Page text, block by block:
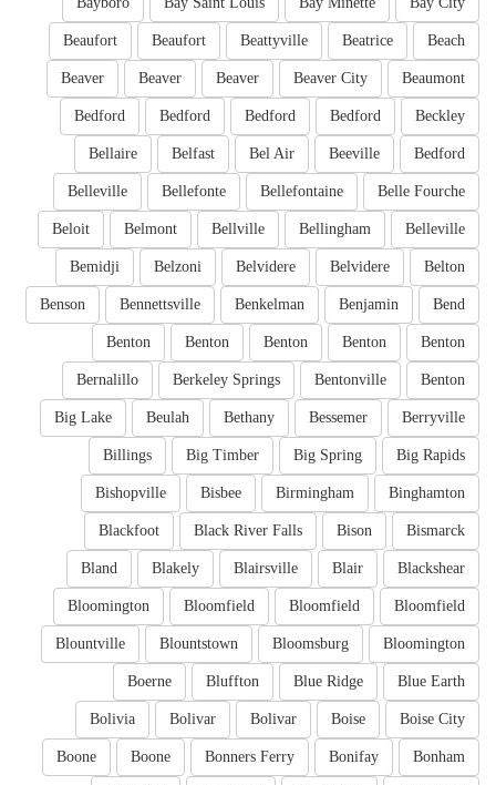
Beach
Beatrice
Beattyville
Beaufort
Beaufort
Beaumont
Beaver City
Beaver
Beaver
Beaver
Beckley
Bedford
Bedford
Bedford
Bedford
Bedford
Beeville
Bel Air
Belfast
Bellaire
Belle Fourche
Bellefontaine
Bellefonte
Belleville
Belleville
Bellingham
Bellville
Belmont
Beloit
Belton
Belvidere
Belvidere
Belzoni
Bemidji
Bend
Benjamin
Benkelman
Bennettsville
Benson
Benton
Benton
Benton
Benton
Benton
Benton
Bentonville
Berkeley Springs
Bernalillo
Berryville
Bessemer
Bethany
Beulah
Big Lake
Big Rapids
Big Spring
Big Timber
Billings
Binghamton
Birmingham
Bisbee
Bishopville
Bismarck
Bison
Black River Falls
Blackfoot
Blackshear
Blair
Blairsville
Blakely
Bland
Bloomfield
Bloomfield
Bloomfield
Bloomington
Bloomington
Bloomsburg
Blountstown
Blountville
Blue Earth
Blue Ridge
Bluffton
Boerne
Boise City
Boise
Bolivar
Bolivar
Bolivia
Bonham
Bonifay
Bonners Ferry
Boone
Boone